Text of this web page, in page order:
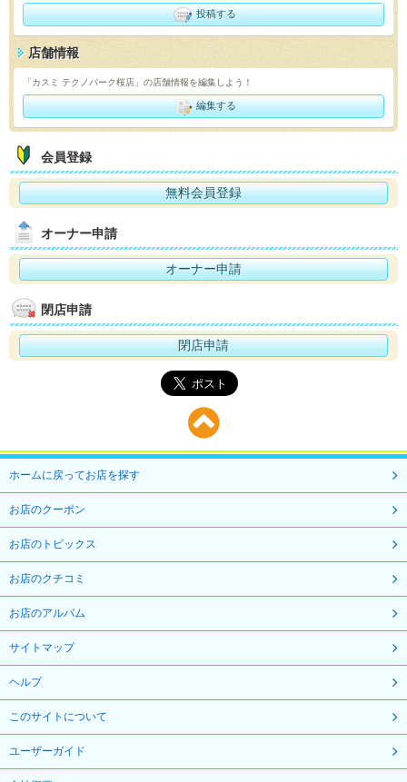
投稿する
店舗情報
「カスミ テクノパーク桜店」の店舗情報を編集しよう！
編集する
会員登録
無料会員登録
オーナー申請
オーナー申請
閉店申請
閉店申請
ホームに戻ってお店を探す
お店のクーポン
お店のトピックス
お店のクチコミ
お店のアルバム
サイトマップ
ヘルプ
このサイトについて
ユーザーガイド